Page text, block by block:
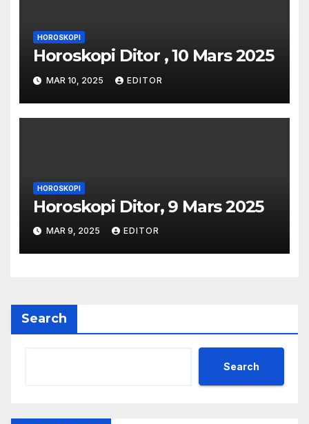
HOROSKOPI
Horoskopi Ditor , 10 Mars 2025
MAR 10, 2025 EDITOR
HOROSKOPI
Horoskopi Ditor, 9 Mars 2025
MAR 9, 2025 EDITOR
Search
Search